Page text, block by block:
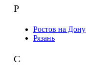
Р
Ростов на Дону
Рязань
С